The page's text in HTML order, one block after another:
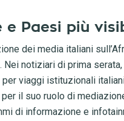
e Paesi più
dei media italiani
Nei notiziari di prima
viaggi istituzionali
il suo ruolo di
di informazione e